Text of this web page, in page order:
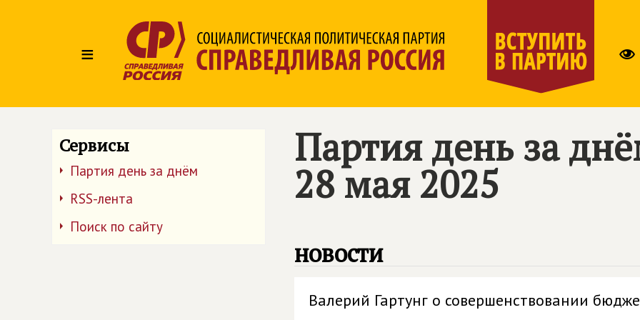
≡
Сервисы
Партия день за днём
RSS-лента
Поиск по сайту
Партия день за
28 мая 2025
новости
Валерий Гартунг о совершенствовании